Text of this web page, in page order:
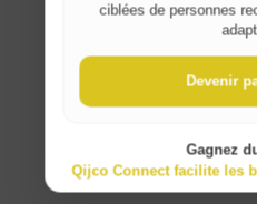
ciblées de personnes
Devenir
Gagnez
Qijco Connect facilite les